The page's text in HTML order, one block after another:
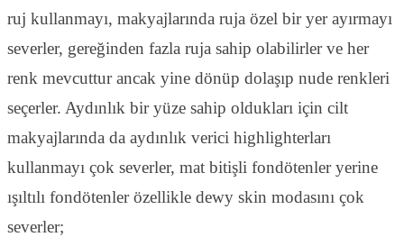
ruj kullanmayı, makyajlarında ruja özel bir yer ayırmayı
severler, gereğinden fazla ruja sahip olabilirler ve her
renk mevcuttur ancak yine dönüp dolaşıp nude renkleri
seçerler. Aydınlık bir yüze sahip oldukları için cilt
makyajlarında da aydınlık verici highlighterları
kullanmayı çok severler, mat bitişli fondötenler yerine
ışıltılı fondötenler özellikle dewy skin modasını çok
severler;